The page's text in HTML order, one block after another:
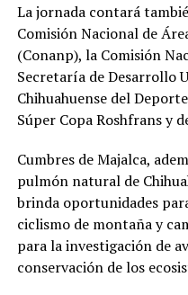
La jornada contará
Comisión Nacional de
(Conanp), la Comisión
Secretaría de Desarrollo
Chihuahuense del
Súper Copa Roshfrans y
Cumbres de Majalca,
pulmón natural de
brinda oportunidades
ciclismo de montaña y
para la investigación de
conservación de los